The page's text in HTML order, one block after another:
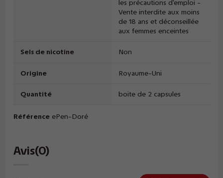
les précautions d'emploi -
Vente interdite aux moins
de 18 ans et déconseillée
aux femmes enceintes
Sels de nicotine Non
Origine Royaume-Uni
Quantité boite de 2 capsules
Référence ePen-Doré
Avis(0)